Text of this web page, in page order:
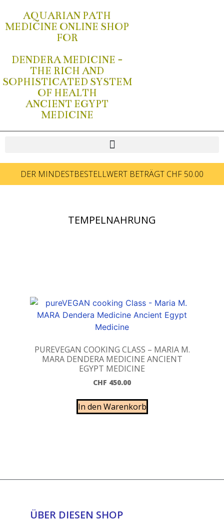
AQUARIAN PATH
MEDICINE ONLINE SHOP
FOR
DENDERA MEDICINE -
THE RICH AND
SOPHISTICATED SYSTEM
OF HEALTH
ANCIENT EGYPT
MEDICINE
DER MINDESTBESTELLWERT BETRÄGT CHF 50.00
TEMPELNAHRUNG
PUREVEGAN COOKING CLASS – MARIA M.
MARA DENDERA MEDICINE ANCIENT
EGYPT MEDICINE
CHF 450.00
In den Warenkorb
ÜBER DIESEN SHOP